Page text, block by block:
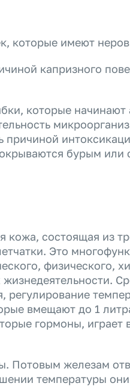
которые имеют
капризного
которые начинают
причиной
бурым или
кожа, состоящая из
Это
физического,
регулирование
вмещают до 1
гормоны, играет
Потовым железам
температуры